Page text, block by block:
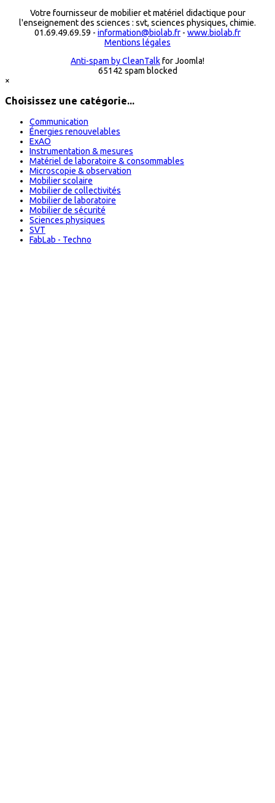
Votre fournisseur de mobilier et matériel didactique pour
l'enseignement des sciences : svt, sciences physiques, chimie.
01.69.49.69.59 - information@biolab.fr - www.biolab.fr
Mentions légales
Anti-spam by CleanTalkfor Joomla!
65142 spam blocked
×
Choisissez une catégorie...
Communication
Énergies renouvelables
ExAO
Instrumentation & mesures
Matériel de laboratoire & consommables
Microscopie & observation
Mobilier scolaire
Mobilier de collectivités
Mobilier de laboratoire
Mobilier de sécurité
Sciences physiques
SVT
FabLab - Techno